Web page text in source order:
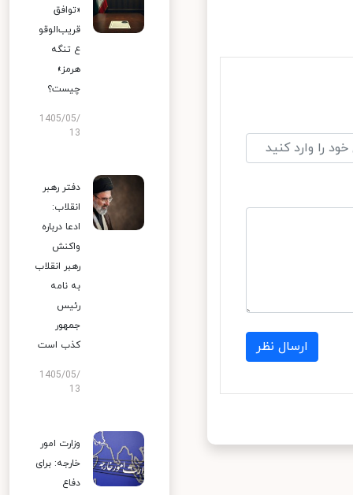
ارسال نظر
«توافق
قریب‌الوقو
ع تنگه
هرمز»
چیست؟
1405/05/
13
دفتر رهبر
انقلاب:
ادعا درباره
واکنش
رهبر انقلاب
به نامه
رئیس
جمهور
کذب است
1405/05/
13
وزارت امور
خارجه: برای
دفاع